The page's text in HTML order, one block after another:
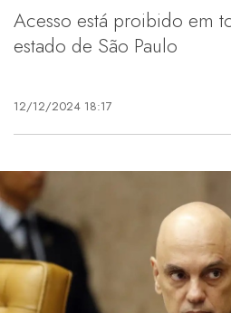
Acesso está proibido em
estado de São Paulo
12/12/2024 18:17